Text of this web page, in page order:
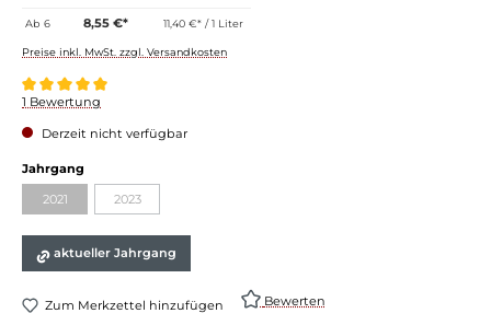
Ab6 8,55 €* 11,40 €* / 1 Liter
Preise inkl. MwSt. zzgl. Versandkosten
Durchschnittliche Bewertung von 5 von 5 Sternen
1 Bewertung
Derzeit nicht verfügbar
Jahrgang
2021 2023
aktueller Jahrgang
Zum Merkzettel hinzufügen Bewerten